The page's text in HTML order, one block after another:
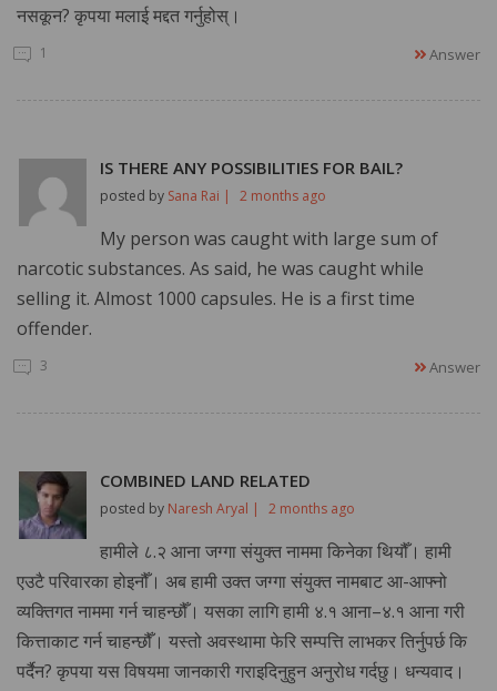
नसकून? कृपया मलाई मद्दत गर्नुहोस्।
1 Answer
IS THERE ANY POSSIBILITIES FOR BAIL?
posted by Sana Rai | 2 months ago
My person was caught with large sum of
narcotic substances. As said, he was caught while
selling it. Almost 1000 capsules. He is a first time
offender.
3 Answer
COMBINED LAND RELATED
posted by Naresh Aryal | 2 months ago
हामीले ८.२ आना जग्गा संयुक्त नाममा किनेका थियौँ। हामी
एउटै परिवारका होइनौँ। अब हामी उक्त जग्गा संयुक्त नामबाट आ-आफ्नो
व्यक्तिगत नाममा गर्न चाहन्छौँ। यसका लागि हामी ४.१ आना–४.१ आना गरी
कित्ताकाट गर्न चाहन्छौँ। यस्तो अवस्थामा फेरि सम्पत्ति लाभकर तिर्नुपर्छ कि
पर्दैन? कृपया यस विषयमा जानकारी गराइदिनुहुन अनुरोध गर्दछु। धन्यवाद।